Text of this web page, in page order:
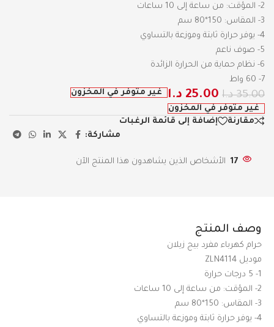
2- المؤقت: من ساعة إلى 10 ساعات
3- المقاس: 150*80 سم
4- يوفر حرارة ثابتة وموزعة بالتساوي
5- صوف ناعم
6- نظام حماية من الحرارة الزائدة
7- 60 واط
35.00 د.ا 25.00 د.ا
غير متوفر في المخزون
غير متوفر في المخزون
مقارنة
إضافة إلى قائمة الرغبات
مشاركة:
17 الأشخاص الذين يشاهدون هذا المنتج الآن
وصف المنتج
حرام كهرباء مفرد بيج زيلان
موديل ZLN4114
1- 5 درجات حرارة
2- المؤقت: من ساعة إلى 10 ساعات
3- المقاس: 150*80 سم
4- يوفر حرارة ثابتة وموزعة بالتساوي